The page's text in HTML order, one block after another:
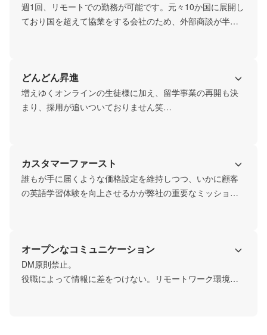
で業務を遂行しています。必然的に役職や年齢による縦割
り文化もなく、フラットに議論をぶつけ合う組織です。
週1回、リモートでの勤務が可能です。元々10か国に展開し
ており国を超えて協業をする会社のため、外部商談が半日
どんどん昇進
増えゆくオンラインの生徒様に加え、留学事業の再開も決
まり、採用が追いついておりません笑
カスタマーファースト
誰もが手に届くような価格設定を維持しつつ、いかに顧客
の英語学習体験を向上させるかが弊社の重要なミッション
オープンなコミュニケーション
DM原則禁止。
役職によって情報に差をつけない。リモートワーク環境で